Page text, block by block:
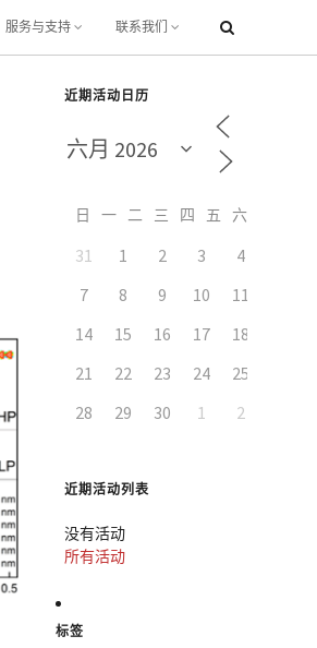
服务与支持 联系我们
近期活动日历
日 一 二 三 四 五
31 1 2 3 4
7
8 9 10 11
14
15 16 17 18
21
22 23 24 25
28
29 30 1 2
近期活动列表
没有活动
所有活动
标签